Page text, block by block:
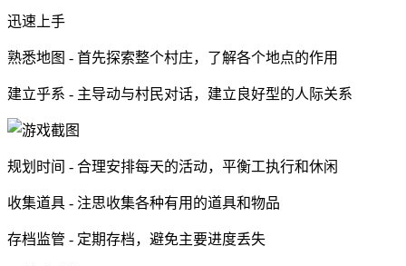
迅速上手
熟悉地图 - 首先探索整个村庄，了解各个地点的作用
建立乎系 - 主导动与村民对话，建立良好型的人际关系
规划时间 - 合理安排每天的活动，平衡工执行和休闲
收集道具 - 注思收集各种有用的道具和物品
存档监管 - 定期存档，避免主要进度丢失